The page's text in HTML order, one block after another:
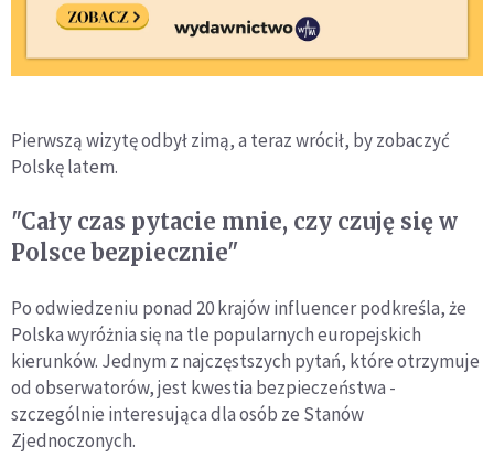
Pierwszą wizytę odbył zimą, a teraz wrócił, by zobaczyć
Polskę latem.
"Cały czas pytacie mnie, czy czuję się w
Polsce bezpiecznie"
Po odwiedzeniu ponad 20 krajów influencer podkreśla, że
Polska wyróżnia się na tle popularnych europejskich
kierunków. Jednym z najczęstszych pytań, które otrzymuje
od obserwatorów, jest kwestia bezpieczeństwa -
szczególnie interesująca dla osób ze Stanów
Zjednoczonych.